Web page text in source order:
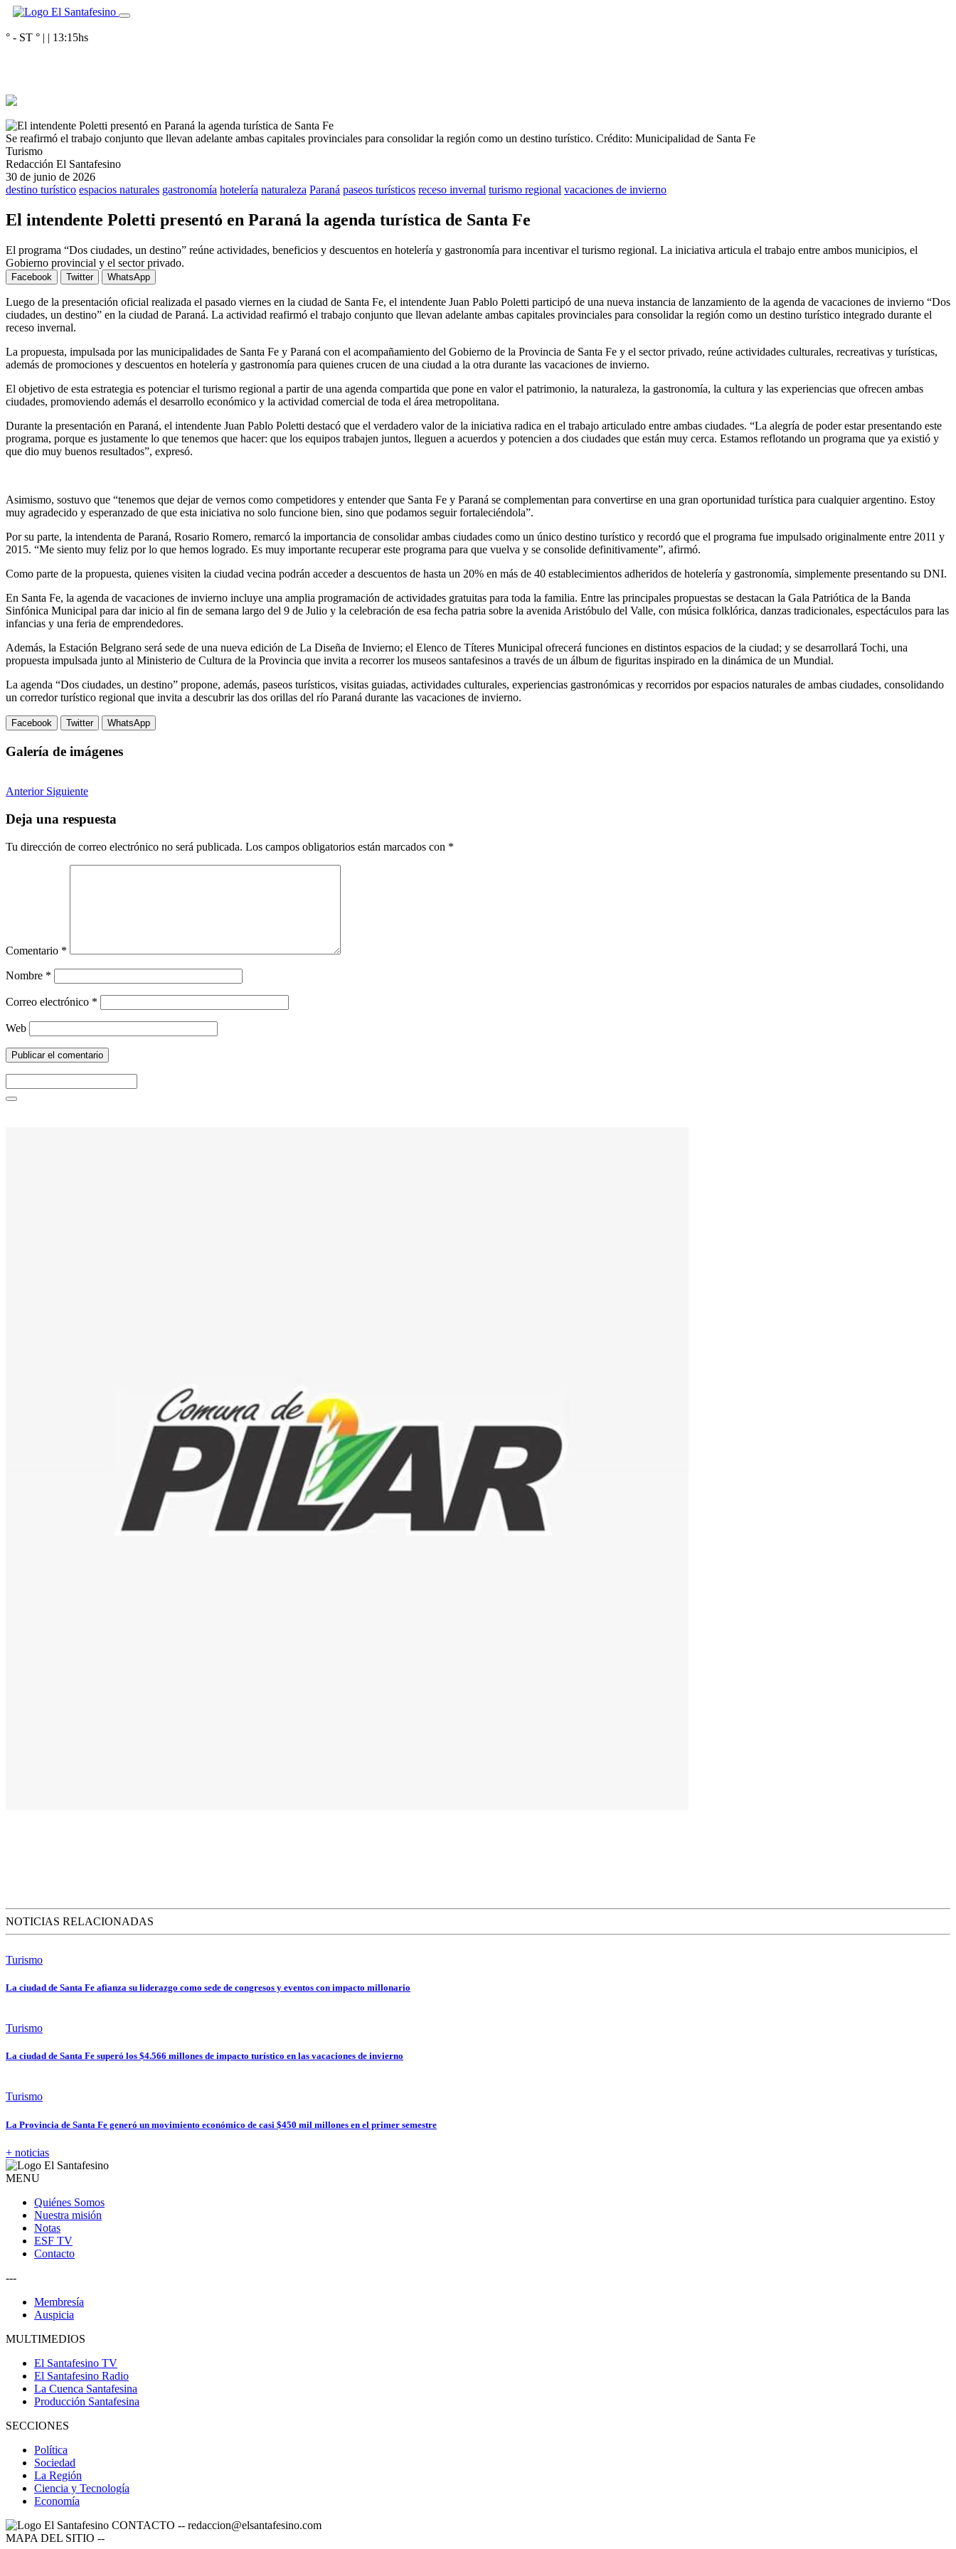
° - ST ° | | 13:15hs
Se reafirmó el trabajo conjunto que llevan adelante ambas capitales provinciales para consolidar la región como un destino turístico. Crédito: Municipalidad de Santa Fe
Turismo
Redacción El Santafesino
30 de junio de 2026
destino turístico espacios naturales gastronomía hotelería naturaleza Paraná paseos turísticos receso invernal turismo regional vacaciones de invierno
El intendente Poletti presentó en Paraná la agenda turística de Santa Fe
El programa “Dos ciudades, un destino” reúne actividades, beneficios y descuentos en hotelería y gastronomía para incentivar el turismo regional. La iniciativa articula el trabajo entre ambos municipios, el
Gobierno provincial y el sector privado.
Facebook Twitter WhatsApp
Luego de la presentación oficial realizada el pasado viernes en la ciudad de Santa Fe, el intendente Juan Pablo Poletti participó de una nueva instancia de lanzamiento de la agenda de vacaciones de invierno “Dos
ciudades, un destino” en la ciudad de Paraná. La actividad reafirmó el trabajo conjunto que llevan adelante ambas capitales provinciales para consolidar la región como un destino turístico integrado durante el
receso invernal.
La propuesta, impulsada por las municipalidades de Santa Fe y Paraná con el acompañamiento del Gobierno de la Provincia de Santa Fe y el sector privado, reúne actividades culturales, recreativas y turísticas,
además de promociones y descuentos en hotelería y gastronomía para quienes crucen de una ciudad a la otra durante las vacaciones de invierno.
El objetivo de esta estrategia es potenciar el turismo regional a partir de una agenda compartida que pone en valor el patrimonio, la naturaleza, la gastronomía, la cultura y las experiencias que ofrecen ambas
ciudades, promoviendo además el desarrollo económico y la actividad comercial de toda el área metropolitana.
Durante la presentación en Paraná, el intendente Juan Pablo Poletti destacó que el verdadero valor de la iniciativa radica en el trabajo articulado entre ambas ciudades. “La alegría de poder estar presentando este
programa, porque es justamente lo que tenemos que hacer: que los equipos trabajen juntos, lleguen a acuerdos y potencien a dos ciudades que están muy cerca. Estamos reflotando un programa que ya existió y
que dio muy buenos resultados”, expresó.
Asimismo, sostuvo que “tenemos que dejar de vernos como competidores y entender que Santa Fe y Paraná se complementan para convertirse en una gran oportunidad turística para cualquier argentino. Estoy
muy agradecido y esperanzado de que esta iniciativa no solo funcione bien, sino que podamos seguir fortaleciéndola”.
Por su parte, la intendenta de Paraná, Rosario Romero, remarcó la importancia de consolidar ambas ciudades como un único destino turístico y recordó que el programa fue impulsado originalmente entre 2011 y
2015. “Me siento muy feliz por lo que hemos logrado. Es muy importante recuperar este programa para que vuelva y se consolide definitivamente”, afirmó.
Como parte de la propuesta, quienes visiten la ciudad vecina podrán acceder a descuentos de hasta un 20% en más de 40 establecimientos adheridos de hotelería y gastronomía, simplemente presentando su DNI.
En Santa Fe, la agenda de vacaciones de invierno incluye una amplia programación de actividades gratuitas para toda la familia. Entre las principales propuestas se destacan la Gala Patriótica de la Banda
Sinfónica Municipal para dar inicio al fin de semana largo del 9 de Julio y la celebración de esa fecha patria sobre la avenida Aristóbulo del Valle, con música folklórica, danzas tradicionales, espectáculos para las
infancias y una feria de emprendedores.
Además, la Estación Belgrano será sede de una nueva edición de La Diseña de Invierno; el Elenco de Títeres Municipal ofrecerá funciones en distintos espacios de la ciudad; y se desarrollará Tochi, una
propuesta impulsada junto al Ministerio de Cultura de la Provincia que invita a recorrer los museos santafesinos a través de un álbum de figuritas inspirado en la dinámica de un Mundial.
La agenda “Dos ciudades, un destino” propone, además, paseos turísticos, visitas guiadas, actividades culturales, experiencias gastronómicas y recorridos por espacios naturales de ambas ciudades, consolidando
un corredor turístico regional que invita a descubrir las dos orillas del río Paraná durante las vacaciones de invierno.
Facebook Twitter WhatsApp
Galería de imágenes
Anterior Siguiente
Deja una respuesta
Tu dirección de correo electrónico no será publicada. Los campos obligatorios están marcados con *
Comentario *
Nombre *
Correo electrónico *
Web
NOTICIAS RELACIONADAS
Turismo
La ciudad de Santa Fe afianza su liderazgo como sede de congresos y eventos con impacto millonario
Turismo
La ciudad de Santa Fe superó los $4.566 millones de impacto turístico en las vacaciones de invierno
Turismo
La Provincia de Santa Fe generó un movimiento económico de casi $450 mil millones en el primer semestre
+ noticias
MENU
Quiénes Somos
Nuestra misión
Notas
ESF TV
Contacto
---
Membresía
Auspicia
MULTIMEDIOS
El Santafesino TV
El Santafesino Radio
La Cuenca Santafesina
Producción Santafesina
SECCIONES
Política
Sociedad
La Región
Ciencia y Tecnología
Economía
CONTACTO -- redaccion@elsantafesino.com
MAPA DEL SITIO --